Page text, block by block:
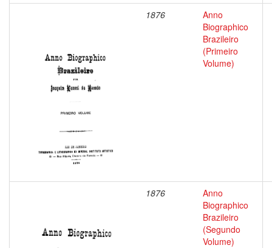
1876
Anno
Biographico
Brazileiro
(Primeiro
Volume)
1876
Anno
Biographico
Brazileiro
(Segundo
Volume)